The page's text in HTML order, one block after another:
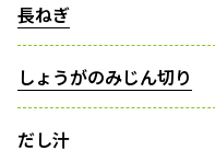
長ねぎ
しょうがのみじん切り
だし汁